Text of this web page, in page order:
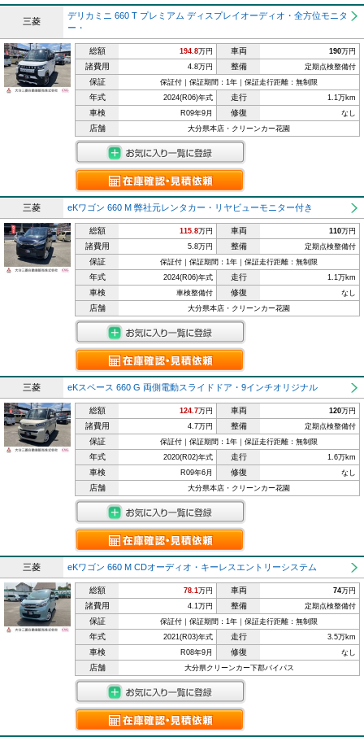
三菱
デリカミニ 660 T プレミアム ディスプレイオーディオ・全方位モニタ
ー・
総額 194.8万円 車両 190万円
諸費用 4.8万円 整備 定期点検整備付
保証 保証付｜保証期間：1年｜保証走行距離：無制限
年式 2024(R06)年式 走行 1.1万km
車検 R09年9月 修復 なし
店舗 大分県本店・クリーンカー花園
三菱 eKワゴン 660 M 弊社元レンタカー・リヤビューモニター付き
総額 115.8万円 車両 110万円
諸費用 5.8万円 整備 定期点検整備付
保証 保証付｜保証期間：1年｜保証走行距離：無制限
年式 2024(R06)年式 走行 1.1万km
車検 車検整備付 修復 なし
店舗 大分県本店・クリーンカー花園
三菱 eKスペース 660 G 両側電動スライドドア・9インチオリジナル
総額 124.7万円 車両 120万円
諸費用 4.7万円 整備 定期点検整備付
保証 保証付｜保証期間：1年｜保証走行距離：無制限
年式 2020(R02)年式 走行 1.6万km
車検 R09年6月 修復 なし
店舗 大分県本店・クリーンカー花園
三菱 eKワゴン 660 M CDオーディオ・キーレスエントリーシステム
総額 78.1万円 車両 74万円
諸費用 4.1万円 整備 定期点検整備付
保証 保証付｜保証期間：1年｜保証走行距離：無制限
年式 2021(R03)年式 走行 3.5万km
車検 R08年9月 修復 なし
店舗 大分県クリーンカー下郡バイパス